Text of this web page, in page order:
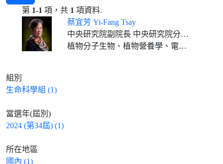
第 1-1 項，共 1 項資料.
蔡宜芳 Yi-Fang Tsay
中央研究院副院長 中央研究院分子生物研究所特聘研究員
植物分子生物、植物營養學、電生理、細胞膜生物學
組別
生命科學組 (1)
當選年(屆別)
2024 (第34屆) (1)
所在地區
國內 (1)